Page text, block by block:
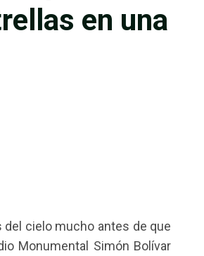
en una
del cielo mucho antes de que
Monumental Simón Bolívar